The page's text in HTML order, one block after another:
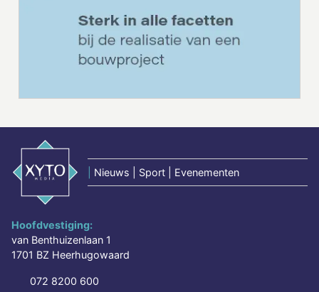
Nieuws | Sport | Evenementen
Hoofdvestiging:
van Benthuizenlaan 1
1701 BZ Heerhugowaard
072 8200 600